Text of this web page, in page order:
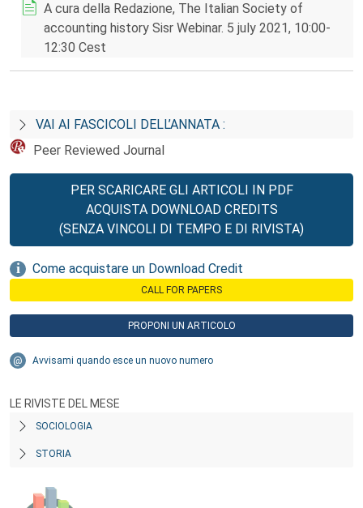
A cura della Redazione, The Italian Society of
accounting history Sisr Webinar. 5 july 2021, 10:00-
12:30 Cest
VAI AI FASCICOLI DELL’ANNATA :
Peer Reviewed Journal
PER SCARICARE GLI ARTICOLI IN PDF
ACQUISTA DOWNLOAD CREDITS
(SENZA VINCOLI DI TEMPO E DI RIVISTA)
Come acquistare un Download Credit
CALL FOR PAPERS
PROPONI UN ARTICOLO
Avvisami quando esce un nuovo numero
LE RIVISTE DEL MESE
SOCIOLOGIA
STORIA